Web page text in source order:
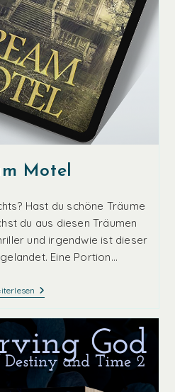
Motel
Hast du schöne Träume
du aus diesen Träumen
und irgendwie ist dieser
Eine Portion…
Dream